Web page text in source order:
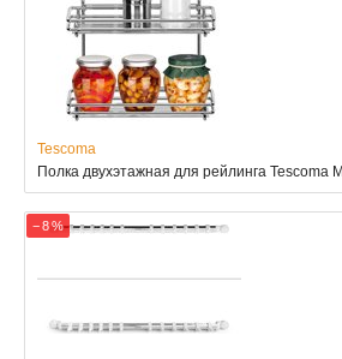
Tescoma
Полка двухэтажная для рейлинга Tescoma
− 8 %